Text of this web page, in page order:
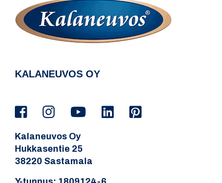
KALANEUVOS OY
Kalaneuvos Oy
Hukkasentie 25
38220 Sastamala